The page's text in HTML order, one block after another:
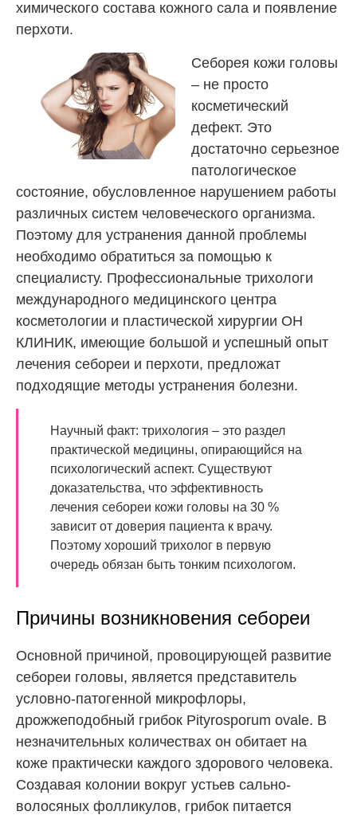
химического состава кожного сала и появление
перхоти.
Себорея кожи головы
– не просто
косметический
дефект. Это
достаточно серьезное
патологическое
состояние, обусловленное нарушением работы
различных систем человеческого организма.
Поэтому для устранения данной проблемы
необходимо обратиться за помощью к
специалисту. Профессиональные трихологи
международного медицинского центра
косметологии и пластической хирургии ОН
КЛИНИК, имеющие большой и успешный опыт
лечения себореи и перхоти, предложат
подходящие методы устранения болезни.
Научный факт: трихология – это раздел
практической медицины, опирающийся на
психологический аспект. Существуют
доказательства, что эффективность
лечения себореи кожи головы на 30 %
зависит от доверия пациента к врачу.
Поэтому хороший трихолог в первую
очередь обязан быть тонким психологом.
Причины возникновения себореи
Основной причиной, провоцирующей развитие
себореи головы, является представитель
условно-патогенной микрофлоры,
дрожжеподобный грибок Pityrosporum ovale. В
незначительных количествах он обитает на
коже практически каждого здорового человека.
Создавая колонии вокруг устьев сально-
волосяных фолликулов, грибок питается